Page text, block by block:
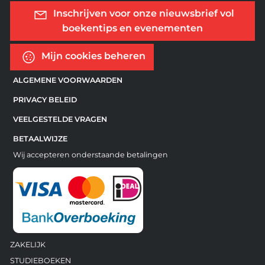
Inschrijven voor onze nieuwsbrief vol
boekentips en evenementen
Mijn cookies beheren
ALGEMENE VOORWAARDEN
PRIVACY BELEID
VEELGESTELDE VRAGEN
BETAALWIJZE
Wij accepteren onderstaande betalingen
ZAKELIJK
STUDIEBOEKEN